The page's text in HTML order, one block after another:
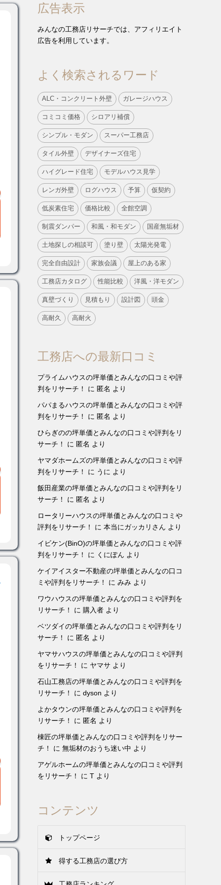
広告表示
みんなの工務店リサーチでは、アフィリエイト
広告を利用しています。
よく検索されるワード
ALC・コンクリート外壁 ガレージハウス
コミコミ価格 シロアリ補償
シンプル・モダン スーパー工務店
タイル外壁 デザイナーズ住宅
ハイグレード住宅 モデルハウス見学
レンガ外壁 ログハウス 予算 仮契約
低炭素住宅 価格比較 全館空調
制震ダンパー 和風・和モダン 国産無垢材
土地探しの相談可 塗り壁 太陽光発電
完全自由設計 家族会議 屋上のある家
工務店カタログ 性能比較 洋風・洋モダン
真壁づくり 見積もり 設計図 頭金
高耐久 高耐火
工務店への最新口コミ
プライムハウスの坪単価とみんなの口コミや評
判をリサーチ！
に 匿名 より
パパまるハウスの坪単価とみんなの口コミや評
判をリサーチ！
に 匿名 より
ひらぎのの坪単価とみんなの口コミや評判をリ
サーチ！
に 匿名 より
ヤマダホームズの坪単価とみんなの口コミや評
判をリサーチ！
に うに より
飯田産業の坪単価とみんなの口コミや評判をリ
サーチ！
に 匿名 より
ロータリーハウスの坪単価とみんなの口コミや
評判をリサーチ！
に 本当にガッカリさん より
イビケン(BinO)の坪単価とみんなの口コミや評
判をリサーチ！
に くにぽん より
ケイアイスター不動産の坪単価とみんなの口コ
ミや評判をリサーチ！
に みみ より
ワウハウスの坪単価とみんなの口コミや評判を
リサーチ！
に 購入者 より
ベツダイの坪単価とみんなの口コミや評判をリ
サーチ！
に 匿名 より
ヤマサハウスの坪単価とみんなの口コミや評判
をリサーチ！
に ヤマサ より
石山工務店の坪単価とみんなの口コミや評判を
リサーチ！
に dyson より
よかタウンの坪単価とみんなの口コミや評判を
リサーチ！
に 匿名 より
棟匠の坪単価とみんなの口コミや評判をリサー
チ！
に 無垢材のおうち迷い中 より
アゲルホームの坪単価とみんなの口コミや評判
をリサーチ！
に T より
コンテンツ
トップページ
得する工務店の選び方